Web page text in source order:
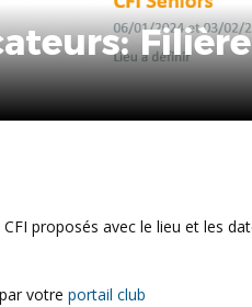
Filière
votre portail club